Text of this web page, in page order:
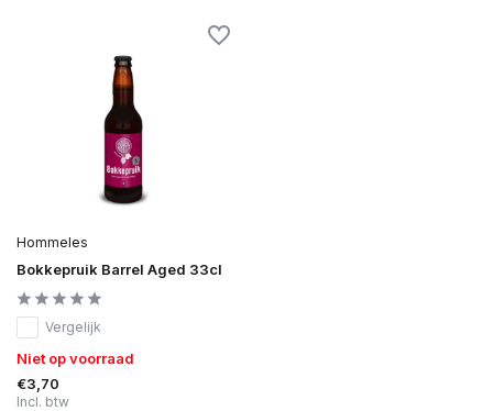
Hommeles
Bokkepruik Barrel Aged 33cl
Vergelijk
Niet op voorraad
€3,70
Incl. btw